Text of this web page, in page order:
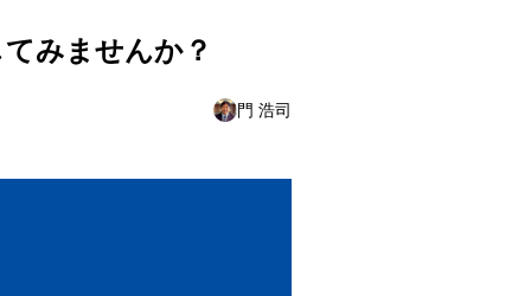
みませんか？
門 浩司